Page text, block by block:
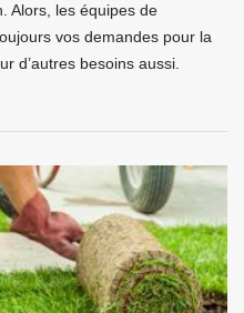
Alors, les équipes de
vos demandes pour la
d’autres besoins aussi.